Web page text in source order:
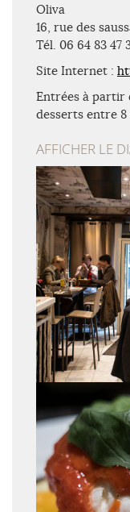
Oliva
16, rue des
Tél. 06 64 83 47
Site Internet :
Entrées à partir
desserts entre 8
AFFICHER LE